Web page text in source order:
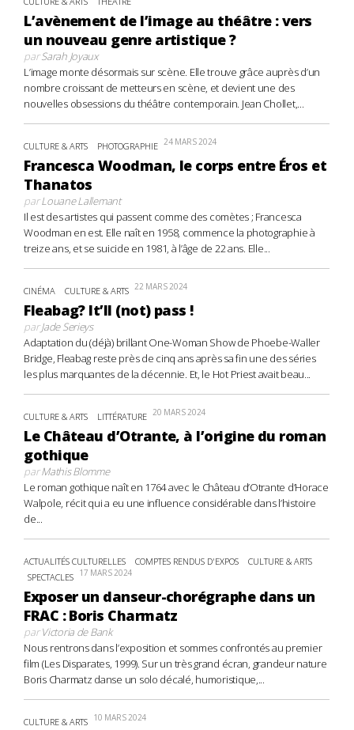
L’avènement de l’image au théâtre : vers
un nouveau genre artistique ?
parSarah Joyaux
L’image monte désormais sur scène. Elle trouve grâce auprès d’un
nombre croissant de metteurs en scène, et devient une des
nouvelles obsessions du théâtre contemporain. Jean Chollet,...
CULTURE & ARTS PHOTOGRAPHIE 24 MARS 2024
Francesca Woodman, le corps entre Éros et
Thanatos
parLouane Lallemant
Il est des artistes qui passent comme des comètes ; Francesca
Woodman en est. Elle naît en 1958, commence la photographie à
treize ans, et se suicide en 1981, à l’âge de 22 ans. Elle...
CINÉMA CULTURE & ARTS 22 MARS 2024
Fleabag? It’ll (not) pass !
parJade Serieys
Adaptation du (déjà) brillant One-Woman Show de Phoebe-Waller
Bridge, Fleabag reste près de cinq ans après sa fin une des séries
les plus marquantes de la décennie. Et, le Hot Priest avait beau...
CULTURE & ARTS LITTÉRATURE 20 MARS 2024
Le Château d’Otrante, à l’origine du roman
gothique
parMathis Blomme
Le roman gothique naît en 1764 avec le Château d’Otrante d’Horace
Walpole, récit qui a eu une influence considérable dans l’histoire
de...
ACTUALITÉS CULTURELLES COMPTES RENDUS D'EXPOS
CULTURE & ARTS
SPECTACLES 17 MARS 2024
Exposer un danseur-chorégraphe dans un
FRAC : Boris Charmatz
parVictoria de Bank
Nous rentrons dans l’exposition et sommes confrontés au premier
film (Les Disparates, 1999). Sur un très grand écran, grandeur nature
Boris Charmatz danse un solo décalé, humoristique,...
CULTURE & ARTS 10 MARS 2024